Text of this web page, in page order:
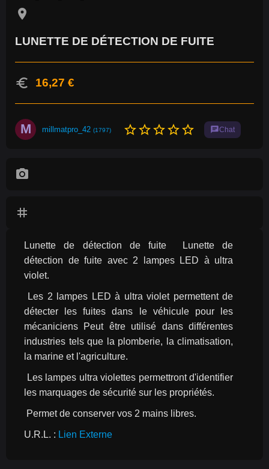
location_on
LUNETTE DE DÉTECTION DE FUITE
euro 16,27 €
M millmatpro_42 (1797) star_borderstar_borderstar_borderstar_borderstar_border chatChat
photo_camera
tag
Lunette de détection de fuite  Lunette de
détection de fuite avec 2 lampes LED à ultra
violet.
détecter les fuites dans le véhicule pour les
mécaniciens Peut être utilisé dans différentes
industries tels que la plomberie, la climatisation,
la marine et l'agriculture.
les marquages de sécurité sur les propriétés.
Permet de conserver vos 2 mains libres.
U.R.L. : Lien Externe